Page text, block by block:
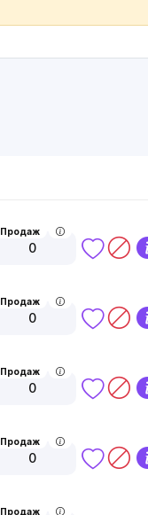
Продаж
0
Продаж
0
Продаж
0
Продаж
0
Продаж